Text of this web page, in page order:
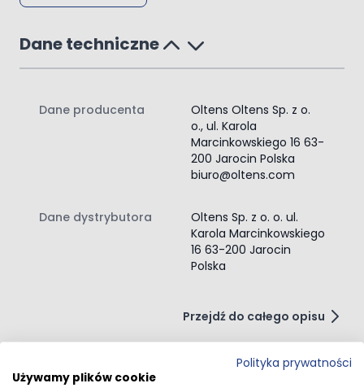
Dane techniczne
Dane producenta
Oltens Oltens Sp. z o.
o., ul. Karola
Marcinkowskiego 16 63-
200 Jarocin Polska
biuro@oltens.com
Dane dystrybutora
Oltens Sp. z o. o. ul.
Karola Marcinkowskiego
16 63-200 Jarocin
Polska
Przejdź do całego opisu
Polityka prywatności
Używamy plików cookie